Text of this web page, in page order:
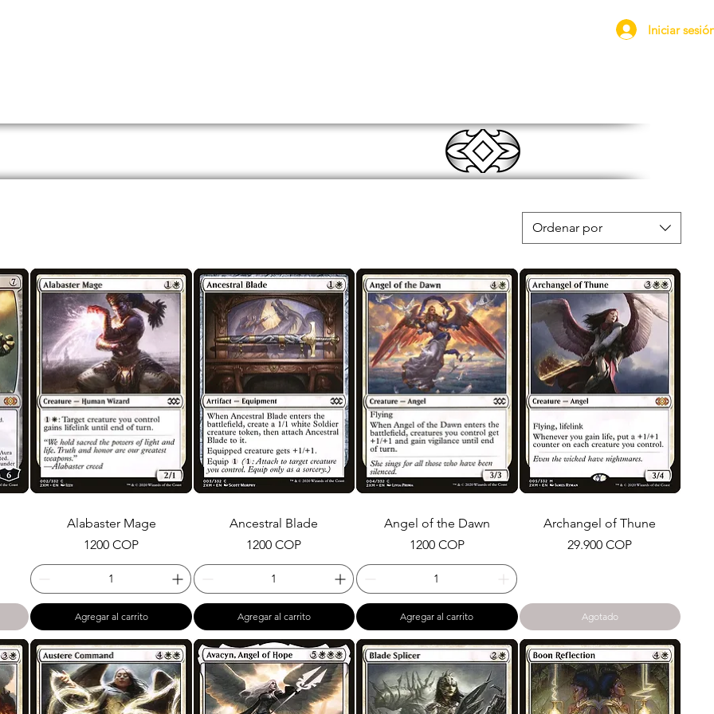
Iniciar
Masters
Ordenar por
Alabaster Mage
Precio
1200 COP
Agregar al carrito
Ancestral Blade
Precio
1200 COP
Agregar al carrito
Angel of the Dawn
Precio
1200 COP
Agregar al carrito
Archangel of Thune
Precio
29.900 COP
Agotado